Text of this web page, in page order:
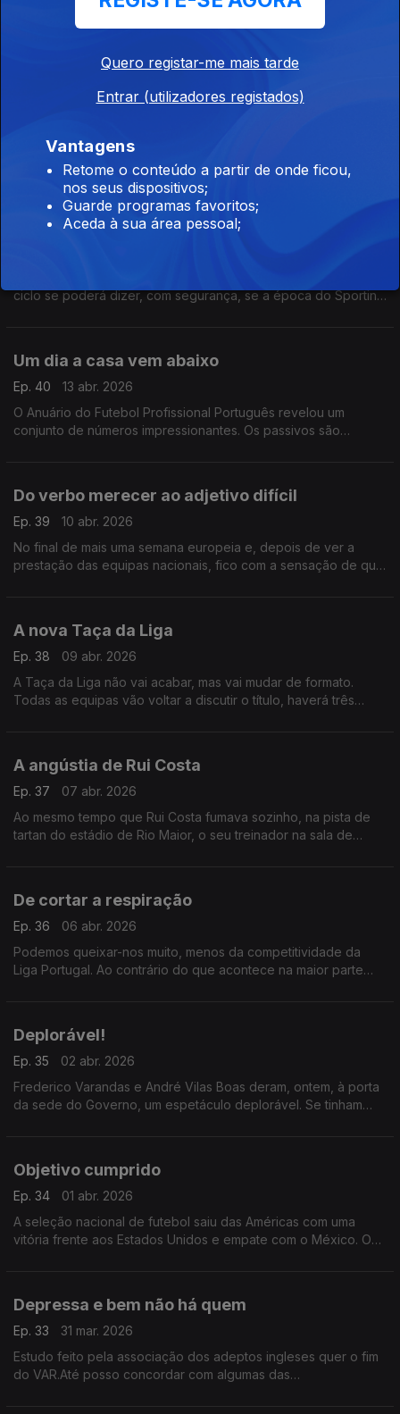
Sevilha é uma cidade talismã para o Sporting de Braga e
António Salvador é o nome incontornável a tudo isto. Ele é o
minhotos no quarto grande do futebol português.
A exceção que confirma a regra
FCPorto e Sp. Braga jogam uma presença nas meias-finais da
Liga Europa. Para o futebol português era ótimo fazer parte da
exceção que confirma a regra de, a esta fase, só chegarem
equipas dos 5 principais campeonatos.
Uma semana decisiva
ciclo se poderá dizer, com segurança, se a época do Sporting
Um dia a casa vem abaixo
Ep. 40
13 abr. 2026
O Anuário do Futebol Profissional Português revelou um
conjunto de números impressionantes. Os passivos são
Do verbo merecer ao adjetivo difícil
Ep. 39
10 abr. 2026
No final de mais uma semana europeia e, depois de ver a
prestação das equipas nacionais, fico com a sensação de que
A nova Taça da Liga
Ep. 38
09 abr. 2026
A Taça da Liga não vai acabar, mas vai mudar de formato.
Todas as equipas vão voltar a discutir o título, haverá três
A angústia de Rui Costa
Ep. 37
07 abr. 2026
Ao mesmo tempo que Rui Costa fumava sozinho, na pista de
tartan do estádio de Rio Maior, o seu treinador na sala de
De cortar a respiração
Ep. 36
06 abr. 2026
Podemos queixar-nos muito, menos da competitividade da
Liga Portugal. Ao contrário do que acontece na maior parte
Deplorável!
Ep. 35
02 abr. 2026
Frederico Varandas e André Vilas Boas deram, ontem, à porta
da sede do Governo, um espetáculo deplorável. Se tinham
Objetivo cumprido
Ep. 34
01 abr. 2026
A seleção nacional de futebol saiu das Américas com uma
vitória frente aos Estados Unidos e empate com o México. O
Depressa e bem não há quem
Ep. 33
31 mar. 2026
Estudo feito pela associação dos adeptos ingleses quer o fim
do VAR.Até posso concordar com algumas das
Quero registar-me mais tarde
Entrar (utilizadores registados)
Vantagens
Retome o conteúdo a partir de onde ficou,
nos seus dispositivos;
Guarde programas favoritos;
Aceda à sua área pessoal;